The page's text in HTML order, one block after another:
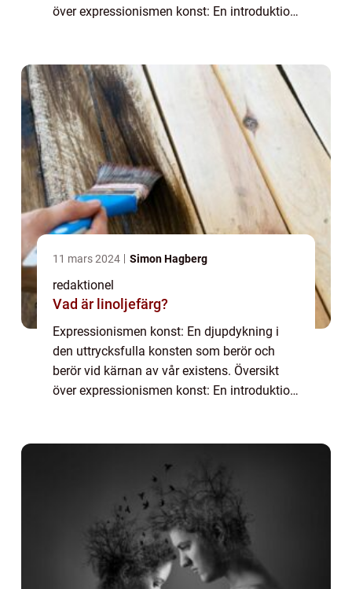
över expressionismen konst: En introduktion
konstst...
11 mars 2024 Simon Hagberg
redaktionel
Vad är linoljefärg?
Expressionismen konst: En djupdykning i
den uttrycksfulla konsten som berör och
berör vid kärnan av vår existens. Översikt
över expressionismen konst: En introduktion